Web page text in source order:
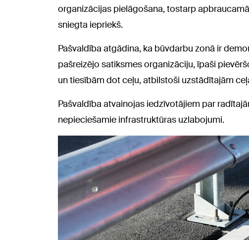
organizācijas pielāgošana, tostarp
sniegta iepriekš.
Pašvaldība atgādina, ka būvdarbu zonā ir
pašreizējo satiksmes organizāciju, īpaši
un tiesībām dot ceļu, atbilstoši uzstādītajām
Pašvaldība atvainojas iedzīvotājiem par
nepieciešamie infrastruktūras uzlabojumi.